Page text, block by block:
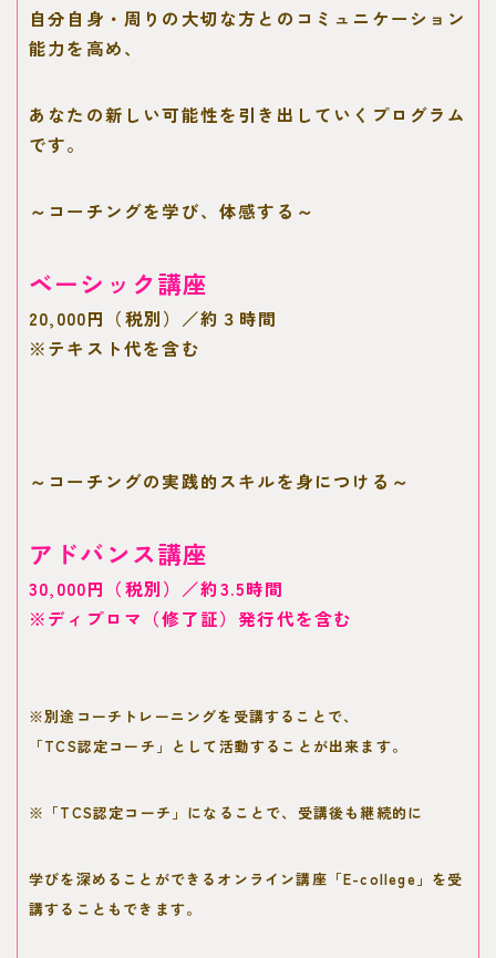
自分自身・周りの大切な方とのコミュニケーション
能力を高め、
あなたの新しい可能性を引き出していくプログラム
です。
～ コーチングを学び、体感する ～
ベーシック講座
20,000円（税別）／約３時間
※テキスト代を含む
～コーチングの実践的スキルを身につける～
アドバンス講座
30,000円（税別）／約3.5時間
※ディプロマ（修了証）発行代を含む
※別途コーチトレーニングを受講することで、
「TCS認定コーチ」として活動することが出来ます。
※「TCS認定コーチ」になることで、 受講後も継続的に
学びを深めることができるオンライン講座「E-college」を受
講することもできます。